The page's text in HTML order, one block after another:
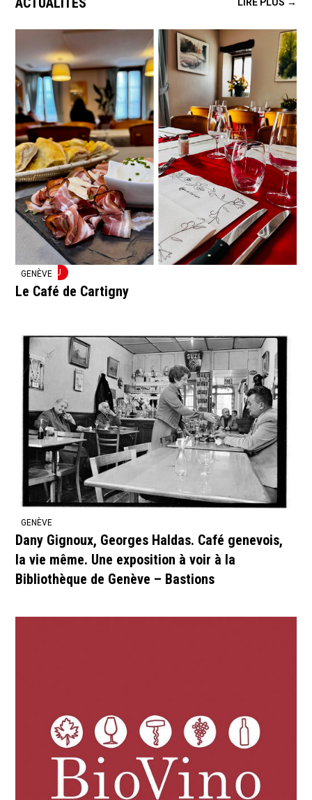
NOUVEAU
GENÈVE
Le Café de Cartigny
GENÈVE
Dany Gignoux, Georges Haldas. Café genevois,
la vie même. Une exposition à voir à la
Bibliothèque de Genève – Bastions